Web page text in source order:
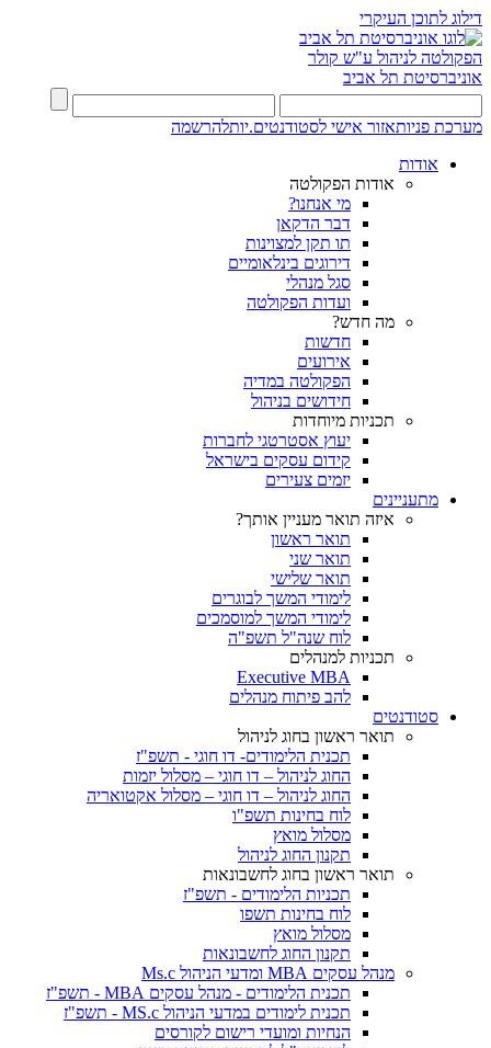
דילוג לתוכן העיקרי
הפקולטה לניהול ע"ש קולר
אוניברסיטת תל אביב
מערכת פניותאזור אישי לסטודנטים.יותלהרשמה
אודות
אודות הפקולטה
מי אנחנו?
דבר הדקאן
תו תקן למצוינות
דירוגים בינלאומיים
סגל מנהלי
ועדות הפקולטה
מה חדש?
חדשות
אירועים
הפקולטה במדיה
חידושים בניהול
תכניות מיוחדות
יעוץ אסטרטגי לחברות
קידום עסקים בישראל
יזמים צעירים
מתעניינים
איזה תואר מעניין אותך?
תואר ראשון
תואר שני
תואר שלישי
לימודי המשך לבוגרים
לימודי המשך למוסמכים
לוח שנה"ל תשפ"ה
תכניות למנהלים
Executive MBA
להב פיתוח מנהלים
סטודנטים
תואר ראשון בחוג לניהול
תכנית הלימודים- דו חוגי - תשפ"ז
החוג לניהול – דו חוגי – מסלול יזמות
החוג לניהול – דו חוגי – מסלול אקטואריה
לוח בחינות תשפ"ו
מסלול מואץ
תקנון החוג לניהול
תואר ראשון בחוג לחשבונאות
תכניות הלימודים - תשפ"ז
לוח בחינות תשפו
מסלול מואץ
תקנון החוג לחשבונאות
מנהל עסקים MBA ומדעי הניהול Ms.c
תכנית הלימודים - מנהל עסקים MBA - תשפ"ז
תכנית לימודים במדעי הניהול MS.c - תשפ"ז
הנחיות ומועדי רישום לקורסים